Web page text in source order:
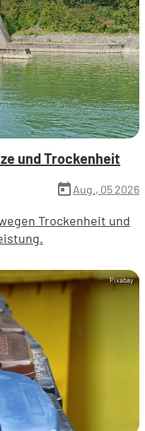
und Trockenheit
today Aug., 05 2026
Trockenheit und
Pixabay